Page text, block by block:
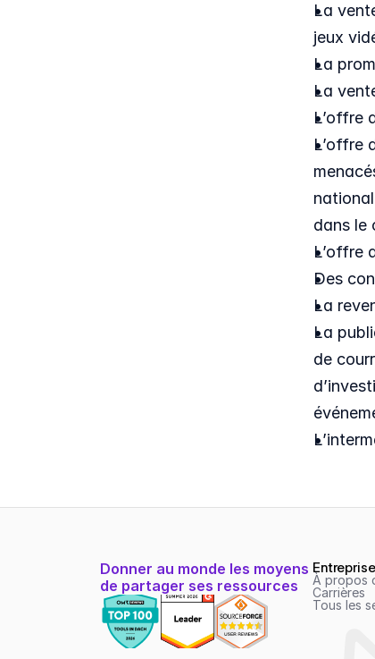
La
jeux
La
La
L’offre
L’offre
dans le
L’offre
Des
La
La
de
Donner au monde les moyens
de partager ses ressources
À propos
Carrières
Tous les